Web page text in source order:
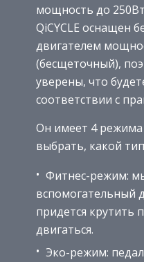
мощность до
QiCYCLE оснащен
двигателем
(бесщеточный),
уверены, что
соответствии с
Он имеет 4
выбрать, какой
Фитнес-режим:
вспомогательный
придется крутить
двигаться.
Эко-режим: